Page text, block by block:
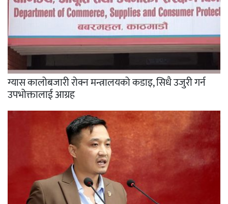
ग्यास कालोबजारी रोक्न मन्त्रालयको कडाइ, सिधै उजुरी गर्न
उपभोक्तालाई आग्रह